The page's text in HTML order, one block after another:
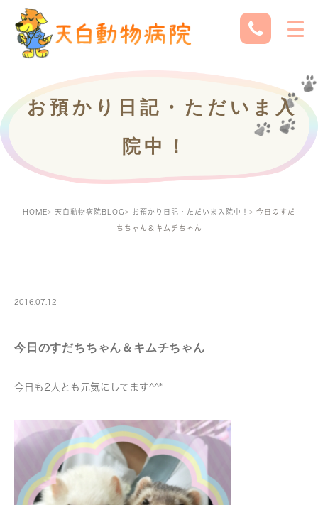
お預かり日記・ただいま入
院中！
HOME 天白動物病院BLOG お預かり日記・ただいま入院中！ 今日のすだ
ちちゃん＆キムチちゃん
2016.07.12
今日のすだちちゃん＆キムチちゃん
今日も2人とも元気にしてます^^*